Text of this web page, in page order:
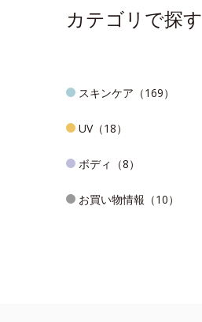
カテゴリで探す
スキンケア（169）
UV（18）
ボディ（8）
お買い物情報（10）